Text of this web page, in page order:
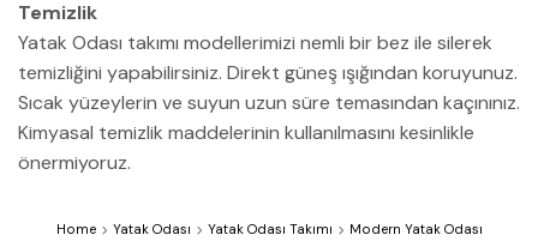
Temizlik
Yatak Odası takımı modellerimizi nemli bir bez ile silerek
temizliğini yapabilirsiniz. Direkt güneş ışığından koruyunuz.
Sıcak yüzeylerin ve suyun uzun süre temasından kaçınınız.
Kimyasal temizlik maddelerinin kullanılmasını kesinlikle
önermiyoruz.
Home Yatak Odası Yatak Odası Takımı Modern Yatak Odası